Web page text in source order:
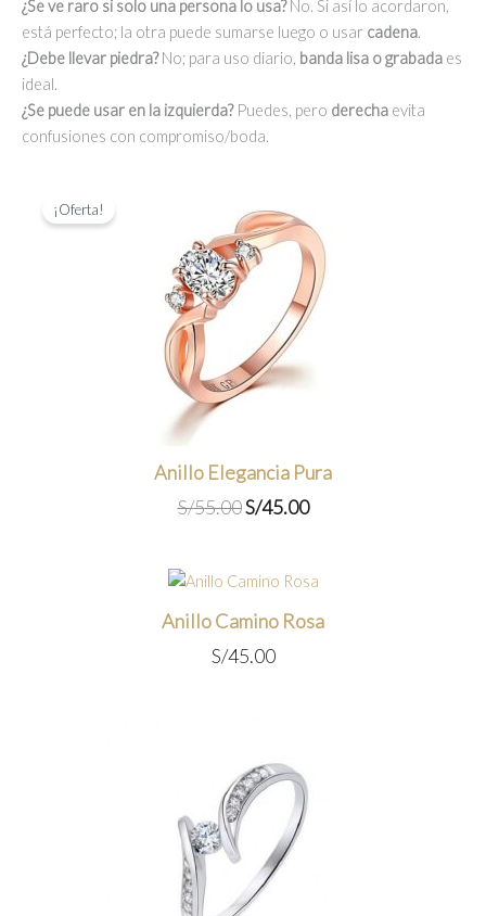
¿Se ve raro si solo una persona lo usa?No. Si así lo acordaron,
está perfecto; la otra puede sumarse luego o usar cadena.
¿Debe llevar piedra?No; para uso diario, banda lisa o grabada es
ideal.
¿Se puede usar en la izquierda?Puedes, pero derecha evita
confusiones con compromiso/boda.
¡Oferta!
Anillo Elegancia Pura
S/55.00El
era:
S/45.00El
es:
Anillo Camino Rosa
S/45.00